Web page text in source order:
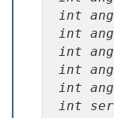
int
int
int
int
int
int